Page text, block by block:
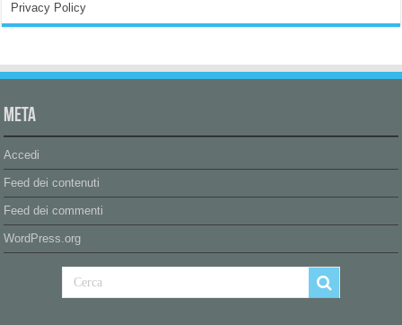
Privacy Policy
Meta
Accedi
Feed dei contenuti
Feed dei commenti
WordPress.org